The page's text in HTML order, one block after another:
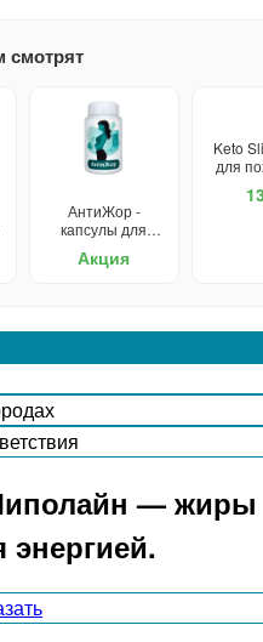
смотрят
АнтиЖор -
капсулы для
Акция
Keto
для
— жиры
энергией.